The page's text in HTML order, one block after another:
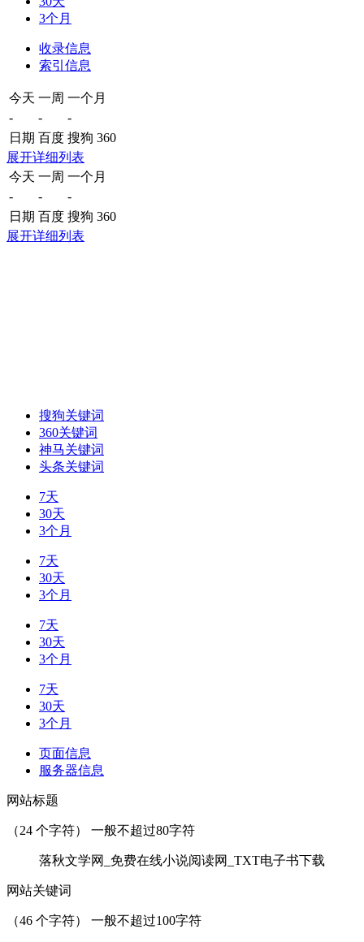
3个月
收录信息
索引信息
今天 一周 一个月
-
-
-
日期 百度 搜狗 360
展开详细列表
今天 一周 一个月
-
-
-
日期 百度 搜狗 360
展开详细列表
搜狗关键词
360关键词
神马关键词
头条关键词
7天
30天
3个月
7天
30天
3个月
7天
30天
3个月
7天
30天
3个月
页面信息
服务器信息
网站标题
（24 个字符） 一般不超过80字符
落秋文学网_免费在线小说阅读网_TXT电子书下载
网站关键词
（46 个字符） 一般不超过100字符